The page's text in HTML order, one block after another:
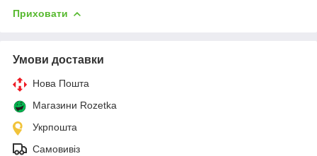
Приховати
Умови доставки
Нова Пошта
Магазини Rozetka
Укрпошта
Самовивіз